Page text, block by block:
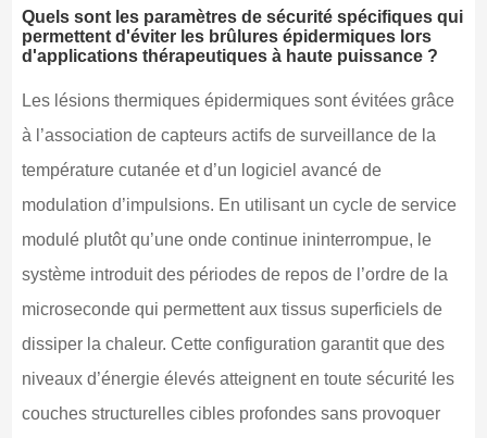
Quels sont les paramètres de sécurité spécifiques qui
permettent d'éviter les brûlures épidermiques lors
d'applications thérapeutiques à haute puissance ?
Les lésions thermiques épidermiques sont évitées grâce
à l’association de capteurs actifs de surveillance de la
température cutanée et d’un logiciel avancé de
modulation d’impulsions. En utilisant un cycle de service
modulé plutôt qu’une onde continue ininterrompue, le
système introduit des périodes de repos de l’ordre de la
microseconde qui permettent aux tissus superficiels de
dissiper la chaleur. Cette configuration garantit que des
niveaux d’énergie élevés atteignent en toute sécurité les
couches structurelles cibles profondes sans provoquer